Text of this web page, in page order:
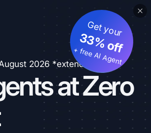
2026 *extended
at Zero
Get your
33% off
+ free AI Agent